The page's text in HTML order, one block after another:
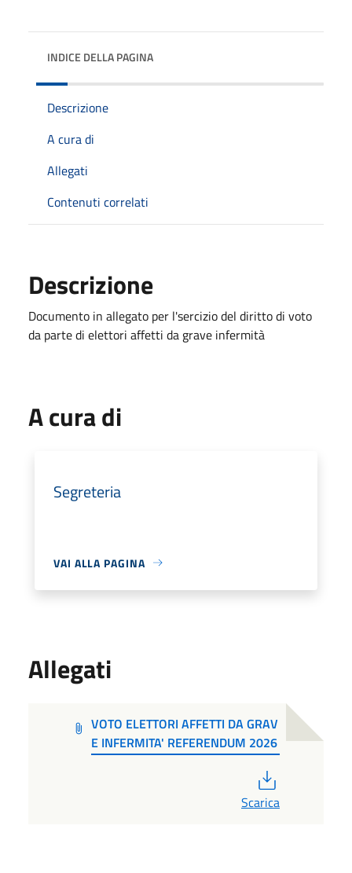
INDICE DELLA PAGINA
Descrizione
A cura di
Allegati
Contenuti correlati
Descrizione
Documento in allegato per l'sercizio del diritto di voto
da parte di elettori affetti da grave infermità
A cura di
Segreteria
VAI ALLA PAGINA
Allegati
VOTO ELETTORI AFFETTI DA GRAV
E INFERMITA' REFERENDUM 2026
Scarica